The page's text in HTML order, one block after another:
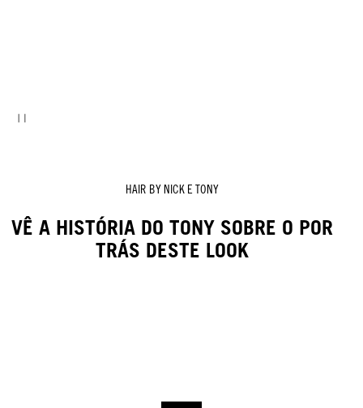
HAIR BY NICK E TONY
VÊ A HISTÓRIA DO TONY SOBRE O POR
TRÁS DESTE LOOK